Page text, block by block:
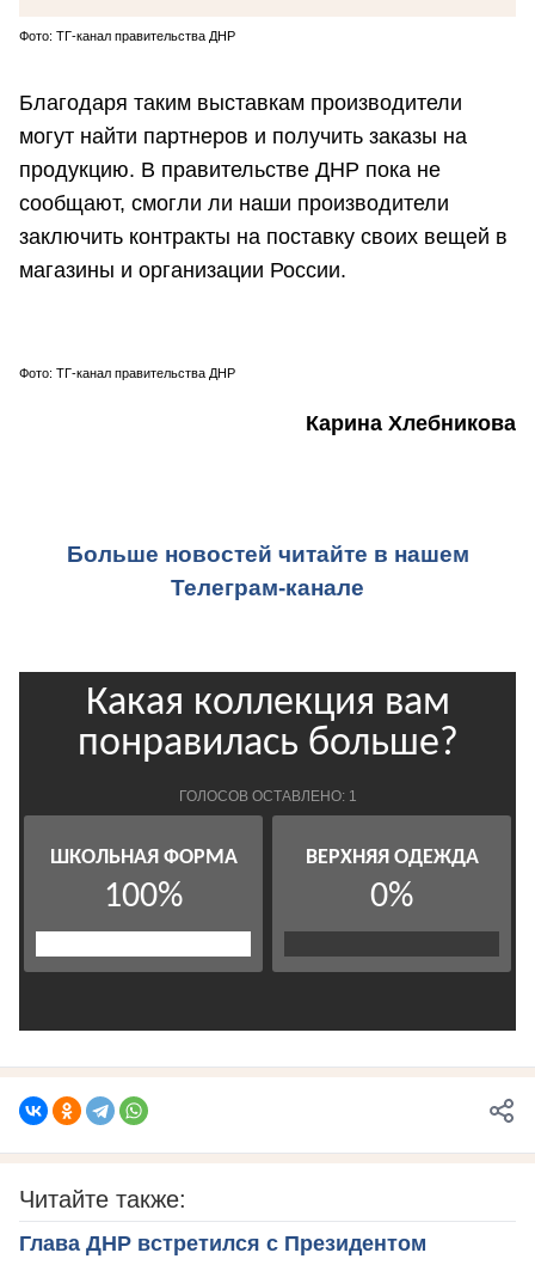
Фото: ТГ-канал правительства ДНР
Благодаря таким выставкам производители
могут найти партнеров и получить заказы на
продукцию. В правительстве ДНР пока не
сообщают, смогли ли наши производители
заключить контракты на поставку своих вещей в
магазины и организации России.
Фото: ТГ-канал правительства ДНР
Карина Хлебникова
Больше новостей читайте в нашем
Телеграм-канале
Читайте также:
Глава ДНР встретился с Президентом